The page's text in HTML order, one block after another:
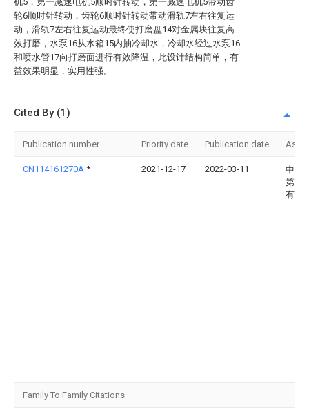
轮6顺时针转动，齿轮6顺时针转动带动滑轨7左右往复运
动，滑轨7左右往复运动最终使打磨盘14对金属块往复高
效打磨，水泵16从水箱15内抽冷却水，冷却水经过水泵16
和喷水管17向打磨面进行有效降温，此设计结构简单，有
益效果明显，实用性强。
Cited By (1)
Publication number Priority date Publication date
CN114161270A * 2021-12-17 2022-03-11
中建
第三
有限
Family To Family Citations